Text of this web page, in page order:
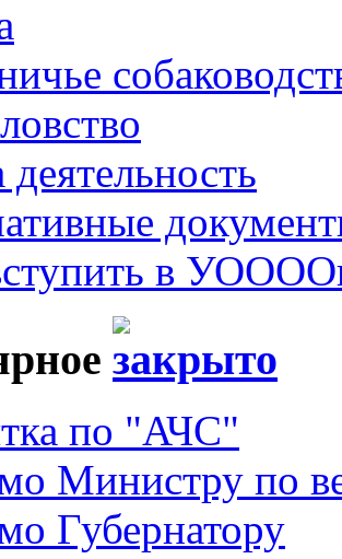
в
по "АЧС"
Министру по
Губернатору